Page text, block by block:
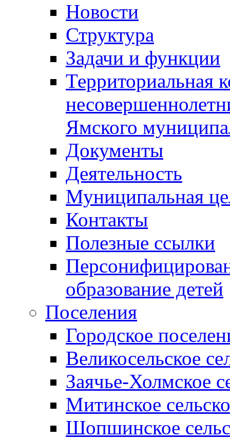
Новости
Структура
Задачи и функции
Территориальная
Ямского
Документы
Деятельность
Муниципальная
Контакты
Полезные ссылки
образование детей
Поселения
Городское
Великосельское
Заячье-Холмское
Митинское
Шопшинское